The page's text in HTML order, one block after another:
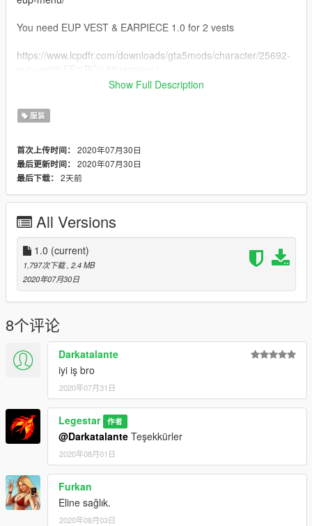
You need EUP VEST & EARPIECE 1.0 for 2 vests
https://www.lcpdfr.com/downloads/gta5mods/character/25692-
Show Full Description
服装
首次上传时间： 2020年07月30日
最后更新时间： 2020年07月30日
最后下载： 2天前
All Versions
1.0 (current)
1,797次下载 , 2.4 MB
2020年07月30日
8个评论
Darkatalante
iyi iş bro
2020年07月31日
Legestar 作者
@Darkatalante Teşekkürler
2020年08月01日
Furkan
Eline sağlık.
2020年08月03日